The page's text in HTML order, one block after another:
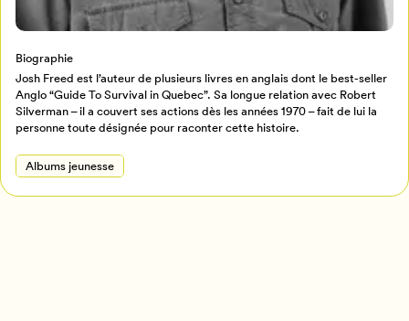
Billetterie
Retour à l’accueil
Biographie
Josh Freed est l’auteur de plusieurs livres en anglais dont le best-seller
Anglo “Guide To Survival in Quebec”. Sa longue relation avec Robert
Silverman – il a couvert ses actions dès les années 1970 – fait de lui la
personne toute désignée pour raconter cette histoire.
Albums jeunesse
Se connecter
Annuler